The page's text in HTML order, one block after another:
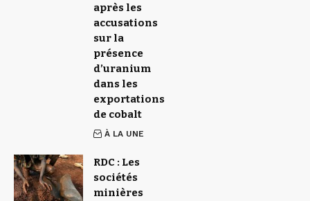
après les
accusations
sur la
présence
d’uranium
dans les
exportations
de cobalt
À LA UNE
RDC : Les
sociétés
minières